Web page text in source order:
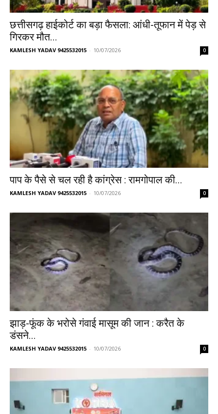
छत्तीसगढ़ हाईकोर्ट का बड़ा फैसला: आंधी-तूफान में पेड़ से
गिरकर मौत...
KAMLESH YADAV 9425532015 - 10/07/2026 0
पाप के पैसे से चल रही है कांग्रेस : रामगोपाल की...
KAMLESH YADAV 9425532015 - 10/07/2026 0
झाड़-फूंक के भरोसे गंवाई मासूम की जान : करैत के
डंसने...
KAMLESH YADAV 9425532015 - 10/07/2026 0